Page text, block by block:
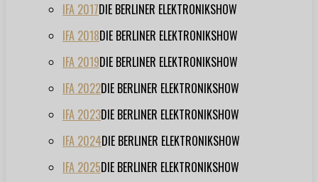
IFA 2017DIE BERLINER ELEKTRONIKSHOW
IFA 2018DIE BERLINER ELEKTRONIKSHOW
IFA 2019DIE BERLINER ELEKTRONIKSHOW
IFA 2022DIE BERLINER ELEKTRONIKSHOW
IFA 2023DIE BERLINER ELEKTRONIKSHOW
IFA 2024DIE BERLINER ELEKTRONIKSHOW
IFA 2025DIE BERLINER ELEKTRONIKSHOW